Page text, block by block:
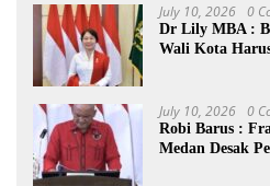
July 10, 2026 0
Dr Lily MBA :
Wali Kota
July 10, 2026 0
Robi Barus :
Medan Desak